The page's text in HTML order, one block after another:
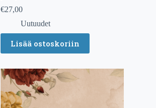
€27,00
Uutuudet
Lisää ostoskoriin